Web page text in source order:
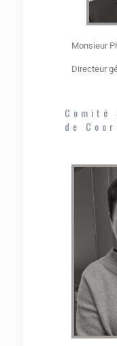
Monsieur
Directeur
Comité
de